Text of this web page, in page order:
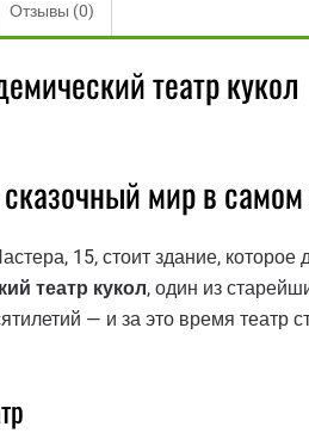
Отзывы (0)
театр кукол
мир в самом
15, стоит здание,
театр кукол, один из
— и за это время театр